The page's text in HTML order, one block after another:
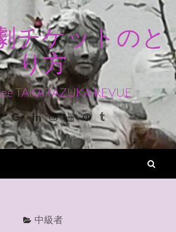
チケットのと
り方
TAKARAZUKA REVUE
TwitterGoogle+LinkedinInstagram
YoutubePinterest
Tumblr
中級者